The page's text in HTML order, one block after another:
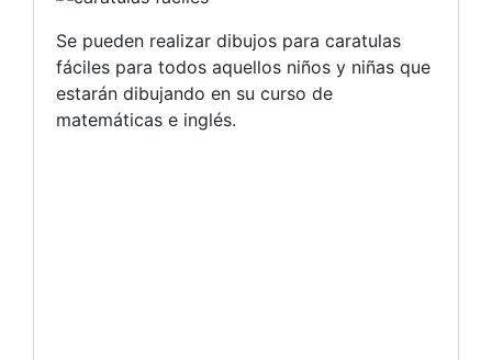
Se pueden realizar dibujos para caratulas
fáciles para todos aquellos niños y niñas que
estarán dibujando en su curso de
matemáticas e inglés.